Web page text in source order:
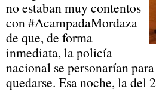
no estaban muy contentos
con #AcampadaMordaza
de que, de forma
inmediata, la policía
nacional se personarían
quedarse. Esa noche, la